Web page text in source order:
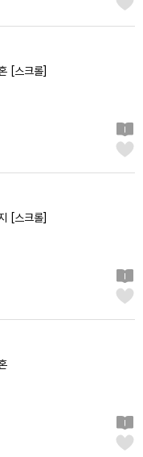
[스크롤]
[스크롤]